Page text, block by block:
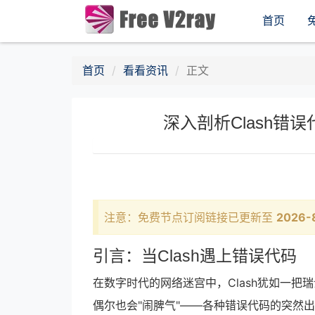
首页
首页 看看资讯 正文
深入剖析Clash错误
注意：免费节点订阅链接已更新至 2026-
引言：当Clash遇上错误代码
在数字时代的网络迷宫中，Clash犹如一把
偶尔也会"闹脾气"——各种错误代码的突然